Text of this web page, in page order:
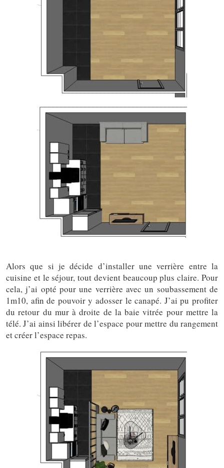
Alors que si je décide d’installer une verrière entre la
cuisine et le séjour, tout devient beaucoup plus claire. Pour
cela, j’ai opté pour une verrière avec un soubassement de
1m10, afin de pouvoir y adosser le canapé. J’ai pu profiter
du retour du mur à droite de la baie vitrée pour mettre la
télé. J’ai ainsi libérer de l’espace pour mettre du rangement
et créer l’espace repas.